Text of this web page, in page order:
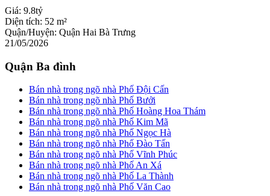
Giá: 9.8tỷ
Diện tích: 52 m²
Quận/Huyện: Quận Hai Bà Trưng
21/05/2026
Quận Ba đình
Bán nhà trong ngõ nhà Phố Đội Cấn
Bán nhà trong ngõ nhà Phố Bưởi
Bán nhà trong ngõ nhà Phố Hoàng Hoa Thám
Bán nhà trong ngõ nhà Phố Kim Mã
Bán nhà trong ngõ nhà Phố Ngọc Hà
Bán nhà trong ngõ nhà Phố Đào Tấn
Bán nhà trong ngõ nhà Phố Vĩnh Phúc
Bán nhà trong ngõ nhà Phố An Xá
Bán nhà trong ngõ nhà Phố La Thành
Bán nhà trong ngõ nhà Phố Văn Cao